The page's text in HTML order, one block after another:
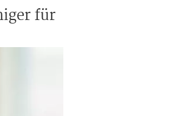
für